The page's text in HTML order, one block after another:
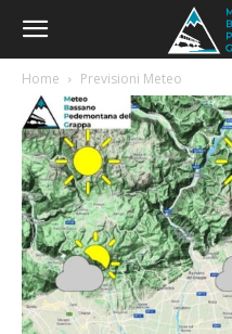
Home Previsioni Meteo